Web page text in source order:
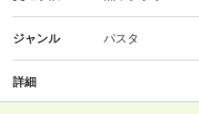
ジャンル パスタ
詳細